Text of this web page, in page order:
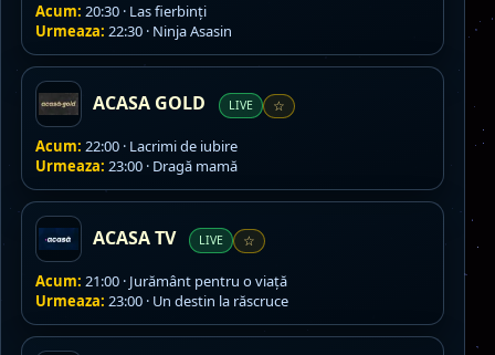
Acum: 20:30 · Las fierbinți
Urmeaza: 22:30 · Ninja Asasin
ACASA GOLD LIVE ☆
Acum: 22:00 · Lacrimi de iubire
Urmeaza: 23:00 · Dragă mamă
ACASA TV LIVE ☆
Acum: 21:00 · Jurământ pentru o viaţă
Urmeaza: 23:00 · Un destin la răscruce